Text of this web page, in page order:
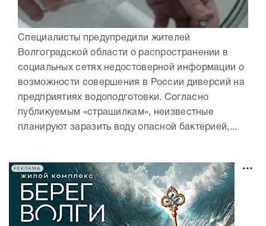
Специалисты предупредили жителей
Волгоградской области о распространении в
социальных сетях недостоверной информации о
возможности совершения в России диверсий на
предприятиях водоподготовки. Согласно
публикуемым «страшилкам», неизвестные
планируют заразить воду опасной бактерией,...
РЕКЛАМА